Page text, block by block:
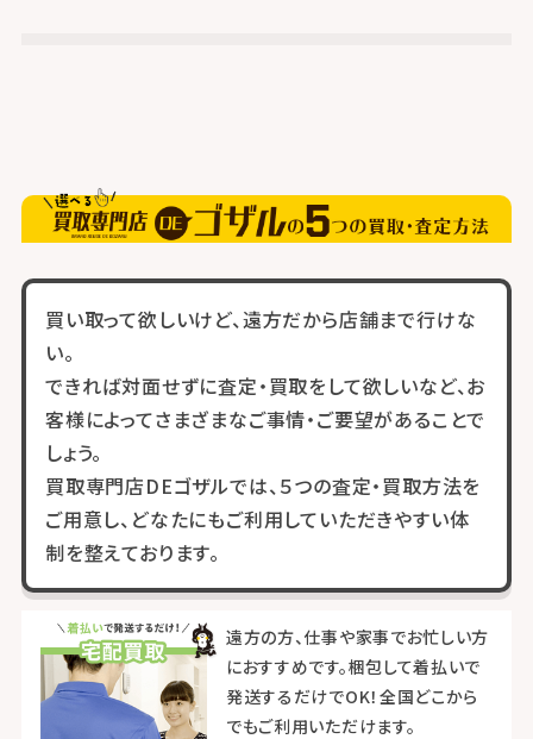
買い取って欲しいけど、遠方だから店舗まで行けな
い。
できれば対面せずに査定・買取をして欲しいなど、お
客様によってさまざまなご事情・ご要望があることで
しょう。
買取専門店DEゴザルでは、５つの査定・買取方法を
ご用意し、どなたにもご利用していただきやすい体
制を整えております。
遠方の方、仕事や家事でお忙しい方
におすすめです。梱包して着払いで
発送するだけでOK！全国どこから
でもご利用いただけます。